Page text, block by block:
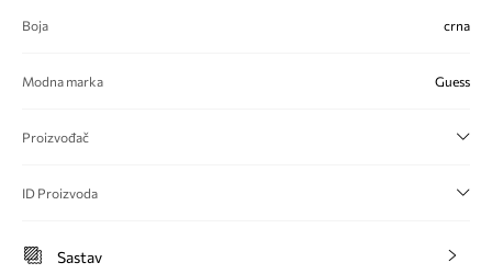
Boja crna
Modna marka Guess
Proizvođač
ID Proizvoda
Sastav